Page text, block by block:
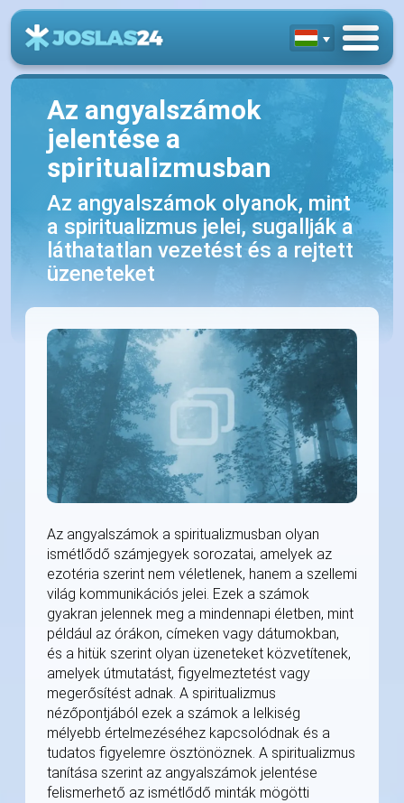
Az angyalszámok
jelentése a
spiritualizmusban
Az angyalszámok olyanok, mint
a spiritualizmus jelei, sugallják a
láthatatlan vezetést és a rejtett
üzeneteket
Az angyalszámok a spiritualizmusban olyan
ismétlődő számjegyek sorozatai, amelyek az
ezotéria szerint nem véletlenek, hanem a szellemi
világ kommunikációs jelei. Ezek a számok
gyakran jelennek meg a mindennapi életben, mint
például az órákon, címeken vagy dátumokban,
és a hitük szerint olyan üzeneteket közvetítenek,
amelyek útmutatást, figyelmeztetést vagy
megerősítést adnak. A spiritualizmus
nézőpontjából ezek a számok a lelkiség
mélyebb értelmezéséhez kapcsolódnak és a
tudatos figyelemre ösztönöznek. A spiritualizmus
tanítása szerint az angyalszámok jelentése
felismerhető az ismétlődő minták mögötti